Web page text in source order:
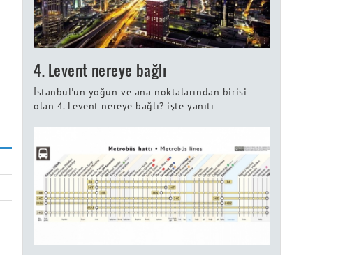
4. Levent nereye bağlı
İstanbul'un yoğun ve ana noktalarından birisi
olan 4. Levent nereye bağlı? işte yanıtı